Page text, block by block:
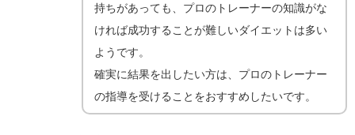
持ちがあっても、プロのトレーナーの知識がな
ければ成功することが難しいダイエットは多い
ようです。
確実に結果を出したい方は、プロのトレーナー
の指導を受けることをおすすめしたいです。